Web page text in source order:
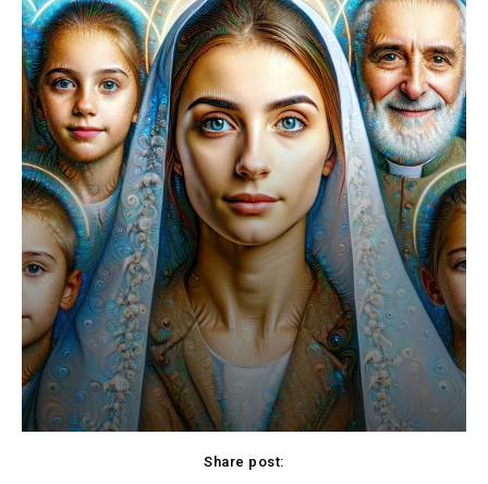
Share post: